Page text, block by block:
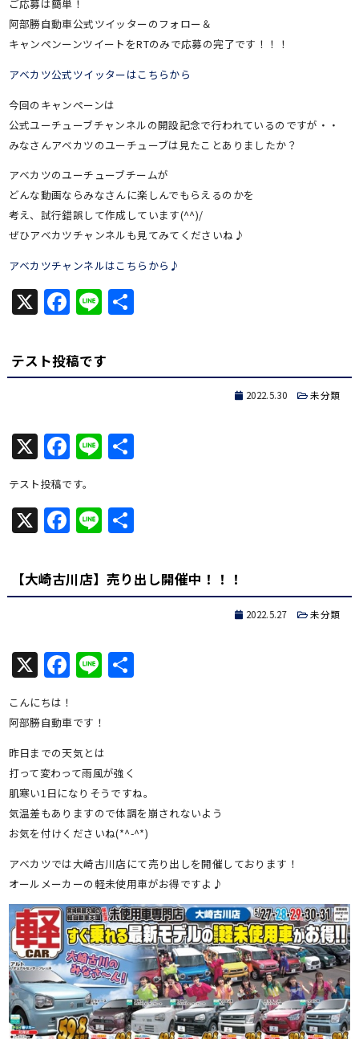
ご応募は簡単！
阿部勝自動車公式ツイッターのフォロー＆
キャンペンーンツイートをRTのみで応募の完了です！！！
アベカツ公式ツイッターはこちらから
今回のキャンペーンは
公式ユーチューブチャンネルの開設記念で行われているのですが・・
みなさんアベカツのユーチューブは見たことありましたか？
アベカツのユーチューブチームが
どんな動画ならみなさんに楽しんでもらえるのかを
考え、試行錯誤して作成しています(^^)/
ぜひアベカツチャンネルも見てみてくださいね♪
アベカツチャンネルはこちらから♪
X Facebook
Line共
テスト投稿です
2022.5.30 未分類
X Facebook
Line共
テスト投稿です。
X Facebook
Line共
【大崎古川店】売り出し開催中！！！
2022.5.27 未分類
X Facebook
Line共
こんにちは！
阿部勝自動車です！
昨日までの天気とは
打って変わって雨風が強く
肌寒い1日になりそうですね。
気温差もありますので体調を崩されないよう
お気を付けくださいね(*^-^*)
アベカツでは大崎古川店にて売り出しを開催しております！
オールメーカーの軽未使用車がお得ですよ♪